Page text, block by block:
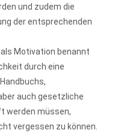
und zudem die
der entsprechenden
Motivation benannt
durch eine
auch gesetzliche
werden müssen,
vergessen zu können.